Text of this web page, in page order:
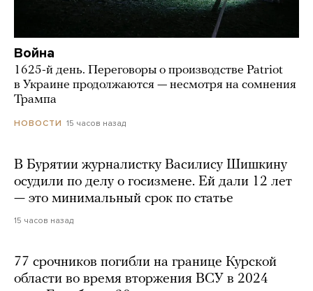
Война
1625-й день. Переговоры о производстве Patriot
в Украине продолжаются — несмотря на сомнения
Трампа
НОВОСТИ 15 часов назад
В Бурятии журналистку Василису Шишкину
осудили по делу о госизмене. Ей дали 12 лет
— это минимальный срок по статье
15 часов назад
77 срочников погибли на границе Курской
области во время вторжения ВСУ в 2024